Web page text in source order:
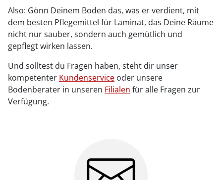
Also: Gönn Deinem Boden das, was er verdient, mit
dem besten Pflegemittel für Laminat, das Deine Räume
nicht nur sauber, sondern auch gemütlich und
gepflegt wirken lassen.
Und solltest du Fragen haben, steht dir unser
kompetenter Kundenservice oder unsere
Bodenberater in unseren Filialen für alle Fragen zur
Verfügung.